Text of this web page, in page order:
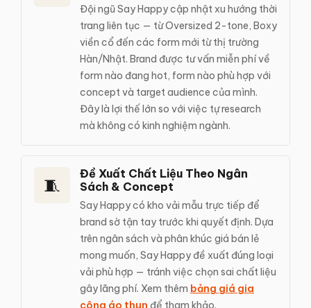
Đội ngũ Say Happy cập nhật xu hướng thời
trang liên tục — từ Oversized 2-tone, Boxy
viền cổ đến các form mới từ thị trường
Hàn/Nhật. Brand được tư vấn miễn phí về
form nào đang hot, form nào phù hợp với
concept và target audience của mình.
Đây là lợi thế lớn so với việc tự research
mà không có kinh nghiệm ngành.
🧵
Đề Xuất Chất Liệu Theo Ngân
Sách & Concept
Say Happy có kho vải mẫu trực tiếp để
brand sờ tận tay trước khi quyết định. Dựa
trên ngân sách và phân khúc giá bán lẻ
mong muốn, Say Happy đề xuất đúng loại
vải phù hợp — tránh việc chọn sai chất liệu
gây lãng phí. Xem thêm bảng giá gia
công áo thun để tham khảo.